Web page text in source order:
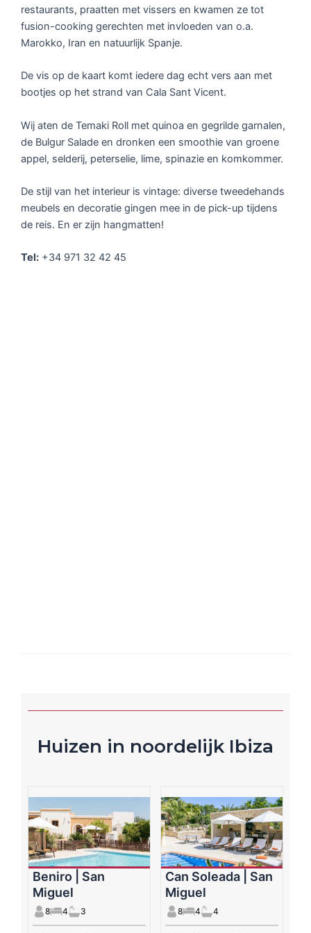
restaurants, praatten met vissers en kwamen ze tot
fusion-cooking gerechten met invloeden van o.a.
Marokko, Iran en natuurlijk Spanje.
De vis op de kaart komt iedere dag echt vers aan met
bootjes op het strand van Cala Sant Vicent.
Wij aten de Temaki Roll met quinoa en gegrilde garnalen,
de Bulgur Salade en dronken een smoothie van groene
appel, selderij, peterselie, lime, spinazie en komkommer.
De stijl van het interieur is vintage: diverse tweedehands
meubels en decoratie gingen mee in de pick-up tijdens
de reis. En er zijn hangmatten!
Tel: +34 971 32 42 45
Huizen in noordelijk Ibiza
Beniro | San
Miguel
8 4 3
Can Soleada | San
Miguel
8 4 4